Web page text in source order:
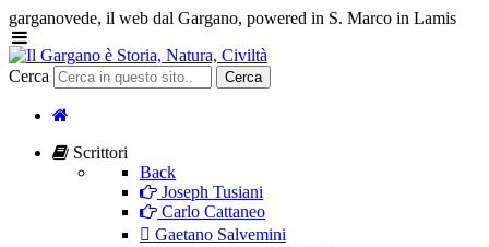
garganovede, il web dal Gargano, powered in S. Marco in Lamis
Cerca Cerca
Scrittori
Back
Joseph Tusiani
Carlo Cattaneo
Gaetano Salvemini